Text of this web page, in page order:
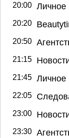
20:00 Личное
20:20
20:50
21:15
21:45 Личное
22:05
23:00
23:30